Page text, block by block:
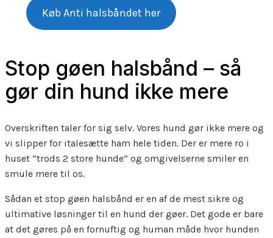
Køb Anti halsbåndet her
Stop gøen halsbånd – så
gør din hund ikke mere
Overskriften taler for sig selv. Vores hund gør ikke mere og
vi slipper for italesætte ham hele tiden. Der er mere ro i
huset “trods 2 store hunde” og omgivelserne smiler en
smule mere til os.
Sådan et stop gøen halsbånd er en af de mest sikre og
ultimative løsninger til en hund der gøer. Det gode er bare
at det gøres på en fornuftig og human måde hvor hunden